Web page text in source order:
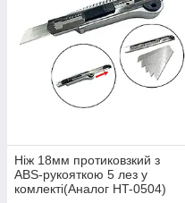
Ніж 18мм протиковзкий з
ABS‑рукояткою 5 лез у
комлекті(Аналог HT-0504)